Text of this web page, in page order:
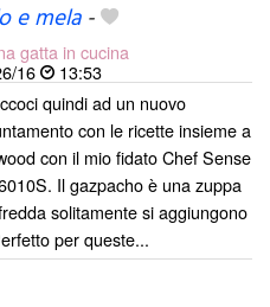
e mela-
gatta in cucina
16
13:53
quindi ad un nuovo
con le ricette insieme a
con il mio fidato Chef Sense
Il gazpacho è una zuppa
solitamente si aggiungono
per queste...